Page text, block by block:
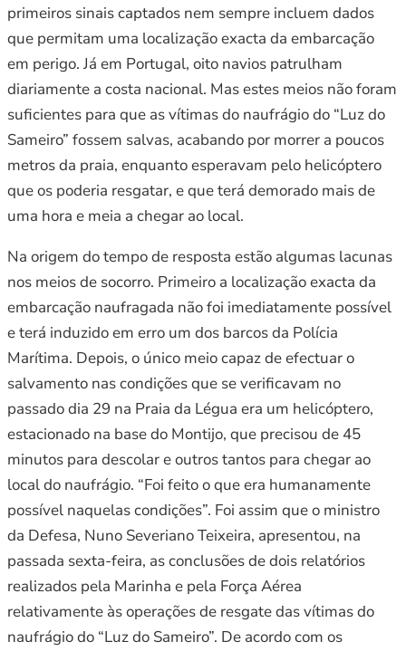
primeiros sinais captados nem sempre incluem dados
que permitam uma localização exacta da embarcação
em perigo. Já em Portugal, oito navios patrulham
diariamente a costa nacional. Mas estes meios não foram
suficientes para que as vítimas do naufrágio do “Luz do
Sameiro” fossem salvas, acabando por morrer a poucos
metros da praia, enquanto esperavam pelo helicóptero
que os poderia resgatar, e que terá demorado mais de
uma hora e meia a chegar ao local.
Na origem do tempo de resposta estão algumas lacunas
nos meios de socorro. Primeiro a localização exacta da
embarcação naufragada não foi imediatamente possível
e terá induzido em erro um dos barcos da Polícia
Marítima. Depois, o único meio capaz de efectuar o
salvamento nas condições que se verificavam no
passado dia 29 na Praia da Légua era um helicóptero,
estacionado na base do Montijo, que precisou de 45
minutos para descolar e outros tantos para chegar ao
local do naufrágio. “Foi feito o que era humanamente
possível naquelas condições”. Foi assim que o ministro
da Defesa, Nuno Severiano Teixeira, apresentou, na
passada sexta-feira, as conclusões de dois relatórios
realizados pela Marinha e pela Força Aérea
relativamente às operações de resgate das vítimas do
naufrágio do “Luz do Sameiro”. De acordo com os